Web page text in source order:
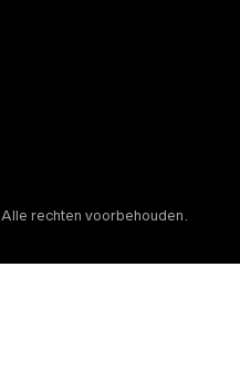
Alle rechten voorbehouden.